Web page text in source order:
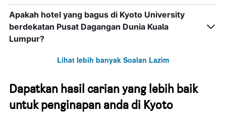
Apakah hotel yang bagus di Kyoto University
berdekatan Pusat Dagangan Dunia Kuala
Lumpur?
Lihat lebih banyak Soalan Lazim
Dapatkan hasil carian yang lebih baik
untuk penginapan anda di Kyoto